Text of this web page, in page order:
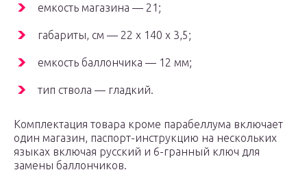
емкость магазина — 21;
габариты, см — 22 х 140 х 3,5;
емкость баллончика — 12 мм;
тип ствола — гладкий.
Комплектация товара кроме парабеллума включает
один магазин, паспорт-инструкцию на нескольких
языках включая русский и 6-гранный ключ для
замены баллончиков.